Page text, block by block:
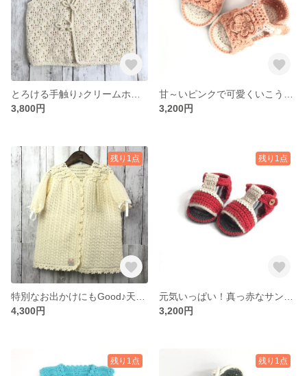
3,800円
3,200円
残り1点
4,300円
残り1点
3,200円
残り1点 残り1点